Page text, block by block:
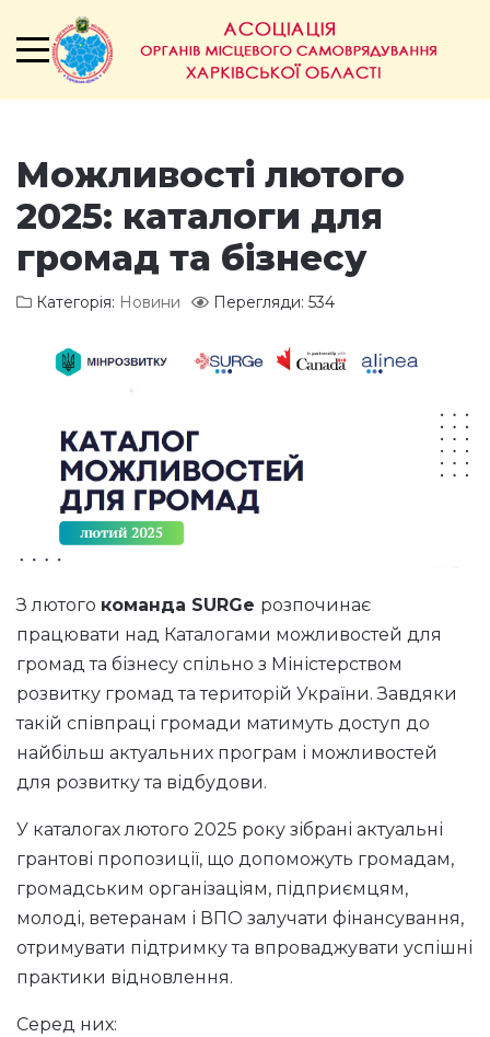
Можливості лютого
2025: каталоги для
громад та бізнесу
Категорія: Новини Перегляди: 534
З лютого команда SURGe розпочинає
працювати над Каталогами можливостей для
громад та бізнесу спільно з Міністерством
розвитку громад та територій України. Завдяки
такій співпраці громади матимуть доступ до
найбільш актуальних програм і можливостей
для розвитку та відбудови.
У каталогах лютого 2025 року зібрані актуальні
грантові пропозиції, що допоможуть громадам,
громадським організаціям, підприємцям,
молоді, ветеранам і ВПО залучати фінансування,
отримувати підтримку та впроваджувати успішні
практики відновлення.
Серед них: